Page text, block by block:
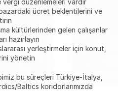
düzenlemeleri vardır
ücret beklentilerini ve
kültürlerinden gelen çalışanlar
hazırlayın
yerleştirmeler için konut,
yönetin
bu süreçleri Türkiye-İtalya,
Baltics koridorlarımızda